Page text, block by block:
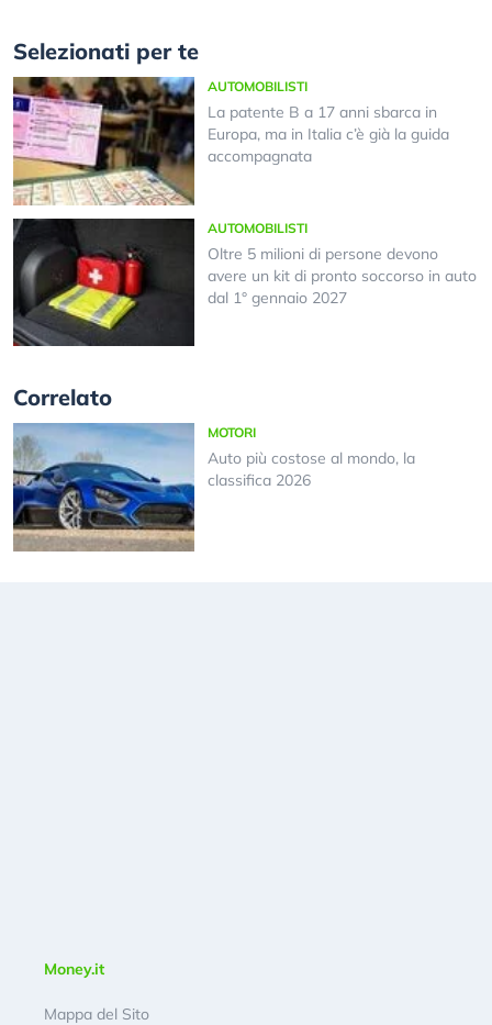
Selezionati per te
AUTOMOBILISTI
La patente B a 17 anni sbarca in
Europa, ma in Italia c’è già la guida
accompagnata
AUTOMOBILISTI
Oltre 5 milioni di persone devono
avere un kit di pronto soccorso in auto
dal 1° gennaio 2027
Correlato
MOTORI
Auto più costose al mondo, la
classifica 2026
Money.it
Mappa del Sito